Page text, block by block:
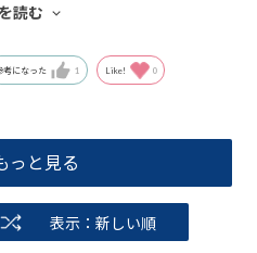
年後の大学でも、
読む
考になった 1 Like! 0
っと見る
表示：新しい順